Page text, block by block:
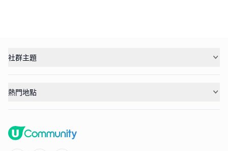
社群主題
熱門地點